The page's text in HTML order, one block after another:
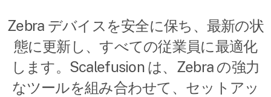
Zebra デバイスを安全に保ち、最新の状
態に更新し、すべての従業員に最適化
します。Scalefusion は、Zebra の強力
なツールを組み合わせて、セットアッ